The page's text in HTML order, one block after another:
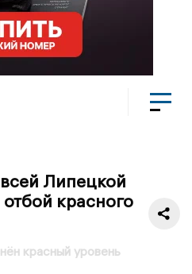
Липецкой
красного
красный уровень